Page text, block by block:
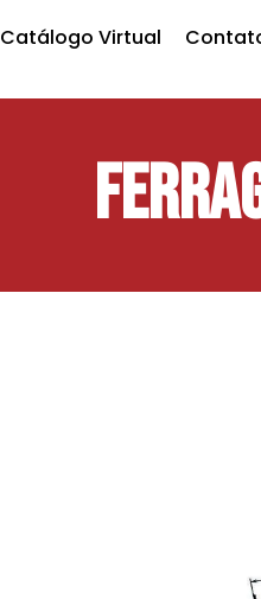
Catálogo Virtual